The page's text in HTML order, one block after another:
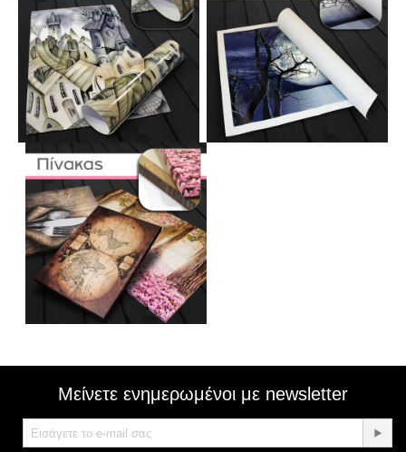
Μείνετε ενημερωμένοι με newsletter